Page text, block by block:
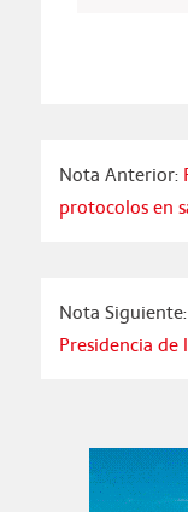
Nota Anterior:
protocolos en
Nota Siguiente:
Presidencia de